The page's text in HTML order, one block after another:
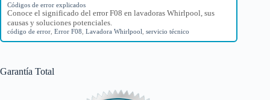
Códigos de error explicados
Conoce el significado del error F08 en lavadoras Whirlpool, sus
causas y soluciones potenciales.
código de error Error F08 Lavadora Whirlpool servicio técnico
Garantía Total